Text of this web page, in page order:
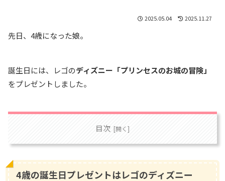
2025.05.04 2025.11.27
先日、4歳になった娘。
誕生日には、レゴのディズニー「プリンセスのお城の冒険」
をプレゼントしました。
目次
4歳の誕生日プレゼントはレゴのディズニー